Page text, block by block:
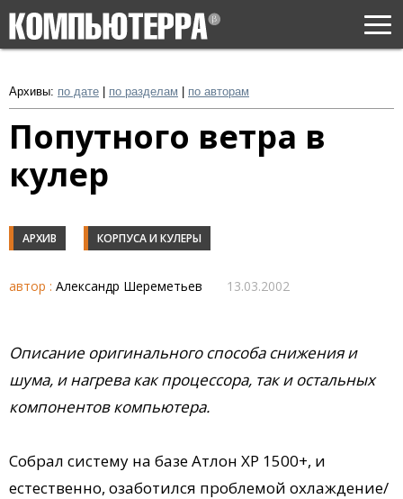
Архивы: по дате по разделам по авторам
Попутного ветра в
кулер
АРХИВ КОРПУСА И КУЛЕРЫ
автор : Александр Шереметьев 13.03.2002
Описание оригинального способа снижения и
шума, и нагрева как процессора, так и остальных
компонентов компьютера.
Собрал систему на базе Атлон ХР 1500+, и
естественно, озаботился проблемой охлаждение/